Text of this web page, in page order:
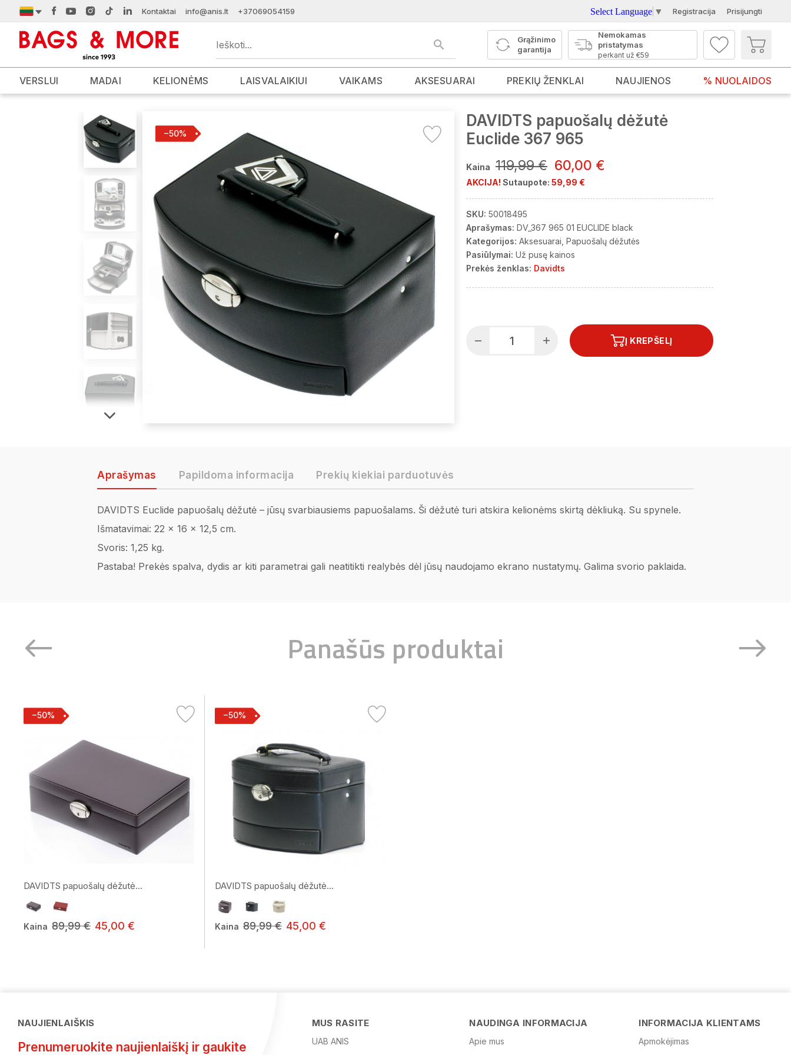
Kontaktai info@anis.lt +37069054159 Select Language ▼ Registracija Prisijungti
Grąžinimo
garantija
Nemokamas
pristatymas
perkant už €59
VERSLUI MADAI KELIONĖMS LAISVALAIKIUI VAIKAMS AKSESUARAI PREKIŲ ŽENKLAI NAUJIENOS % NUOLAIDOS
−50%
DAVIDTS papuošalų dėžutė
Euclide 367 965
Kaina 119,99 € 60,00 €
AKCIJA! Sutaupote: 59,99 €
SKU: 50018495
Aprašymas: DV_367 965 01 EUCLIDE black
Kategorijos: Aksesuarai Papuošalų dėžutės
Pasiūlymai: Už pusę kainos
Prekės ženklas: Davidts
Į KREPŠELĮ
Aprašymas Papildoma informacija Prekių kiekiai parduotuvės
DAVIDTS Euclide papuošalų dėžutė – jūsų svarbiausiems papuošalams. Ši dėžutė turi atskira kelionėms skirtą dėkliuką. Su spynele.
Išmatavimai: 22 x 16 x 12,5 cm.
Svoris: 1,25 kg.
Pastaba! Prekės spalva, dydis ar kiti parametrai gali neatitikti realybės dėl jūsų naudojamo ekrano nustatymų. Galima svorio paklaida.
Panašūs produktai
−50%
DAVIDTS papuošalų dėžutė...
Kaina 89,99 € 45,00 €
−50%
DAVIDTS papuošalų dėžutė...
Kaina 89,99 € 45,00 €
NAUJIENLAIŠKIS
Prenumeruokite naujienlaiškį ir gaukite
MUS RASITE
UAB ANIS
NAUDINGA INFORMACIJA
Apie mus
INFORMACIJA KLIENTAMS
Apmokėjimas